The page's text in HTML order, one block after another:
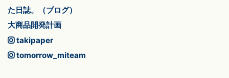
た日誌。（ブログ）
大商品開発計画
takipaper
tomorrow_miteam